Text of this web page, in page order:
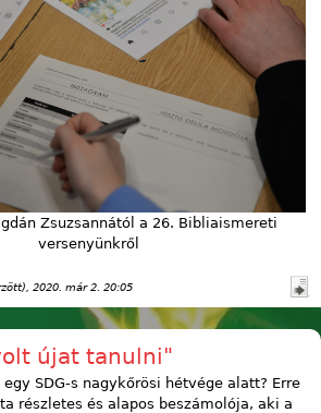
Zsuzsannától a 26. Bibliaismereti
versenyünkről
, 2020. már 2. 20:05
újat tanulni"
SDG-s nagykőrösi hétvége alatt? Erre
részletes és alapos beszámolója, aki a